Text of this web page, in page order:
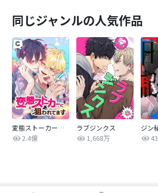
同じジャンルの人気作品
変態ストーカーに狙われてます
2.4億
ラブジンクス
1,668万